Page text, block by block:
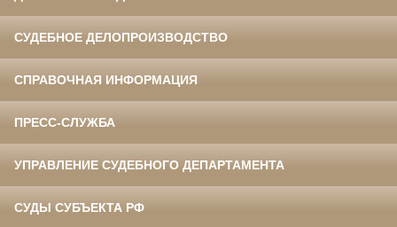
СУДЕБНОЕ ДЕЛОПРОИЗВОДСТВО
СПРАВОЧНАЯ ИНФОРМАЦИЯ
ПРЕСС-СЛУЖБА
УПРАВЛЕНИЕ СУДЕБНОГО ДЕПАРТАМЕНТА
СУДЫ СУБЪЕКТА РФ